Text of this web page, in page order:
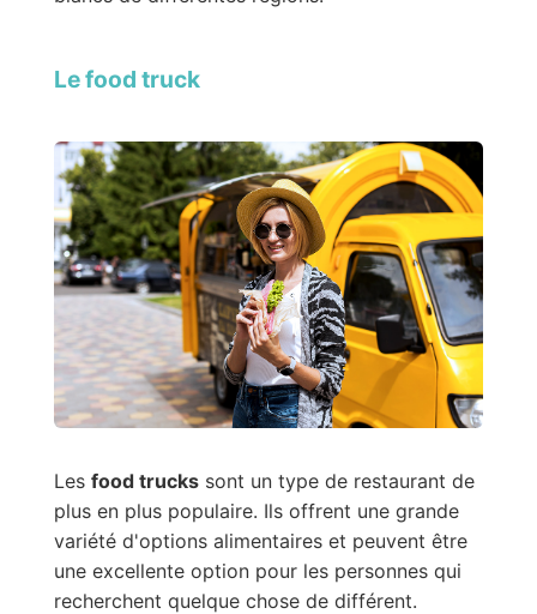
Le food truck
Les food truckssont un type de restaurant de
plus en plus populaire. Ils offrent une grande
variété d'options alimentaires et peuvent être
une excellente option pour les personnes qui
recherchent quelque chose de différent.